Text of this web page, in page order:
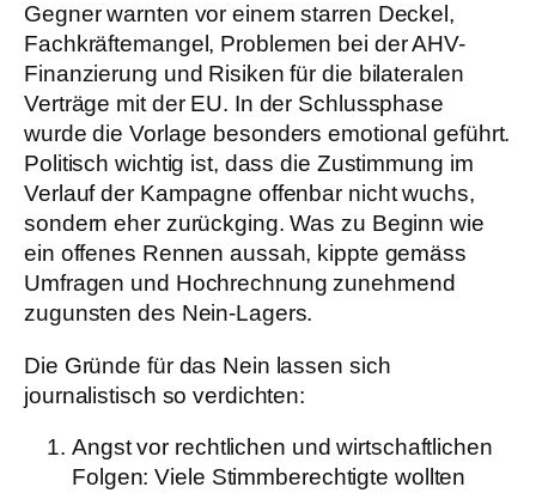
Gegner warnten vor einem starren Deckel,
Fachkräftemangel, Problemen bei der AHV-
Finanzierung und Risiken für die bilateralen
Verträge mit der EU. In der Schlussphase
wurde die Vorlage besonders emotional geführt.
Politisch wichtig ist, dass die Zustimmung im
Verlauf der Kampagne offenbar nicht wuchs,
sondern eher zurückging. Was zu Beginn wie
ein offenes Rennen aussah, kippte gemäss
Umfragen und Hochrechnung zunehmend
zugunsten des Nein-Lagers.
Die Gründe für das Nein lassen sich
journalistisch so verdichten:
Angst vor rechtlichen und wirtschaftlichen
Folgen: Viele Stimmberechtigte wollten